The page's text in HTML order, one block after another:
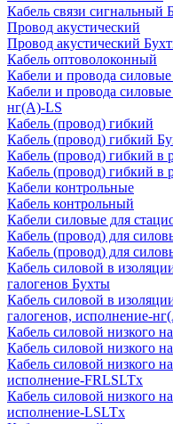
Кабель связи сигнальный
Провод акустический
Провод акустический
Кабель оптоволоконный
Кабели и провода
Кабели и провода
нг(А)-LS
Кабель (провод) гибкий
Кабель (провод) гибкий
Кабель (провод) гибкий в
Кабель (провод) гибкий в
Кабели контрольные
Кабель контрольный
Кабели силовые для
Кабель (провод) для
Кабель (провод) для
Кабель силовой в
галогенов Бухты
Кабель силовой в
галогенов, исполнение-
Кабель силовой низкого
Кабель силовой низкого
Кабель силовой низкого
исполнение-FRLSLTx
Кабель силовой низкого
исполнение-LSLTx